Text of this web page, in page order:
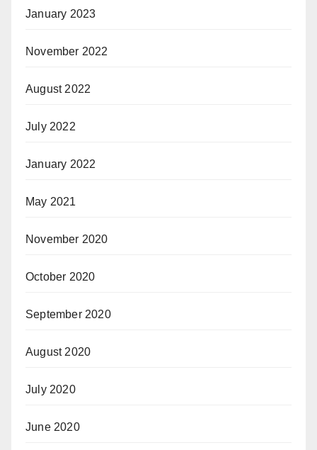
January 2023
November 2022
August 2022
July 2022
January 2022
May 2021
November 2020
October 2020
September 2020
August 2020
July 2020
June 2020